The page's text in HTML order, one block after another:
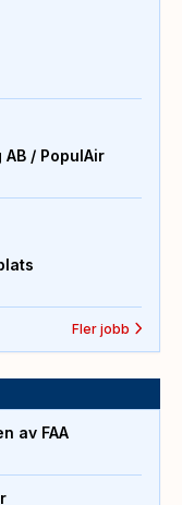
/ PopulAir
Fler jobb
av FAA